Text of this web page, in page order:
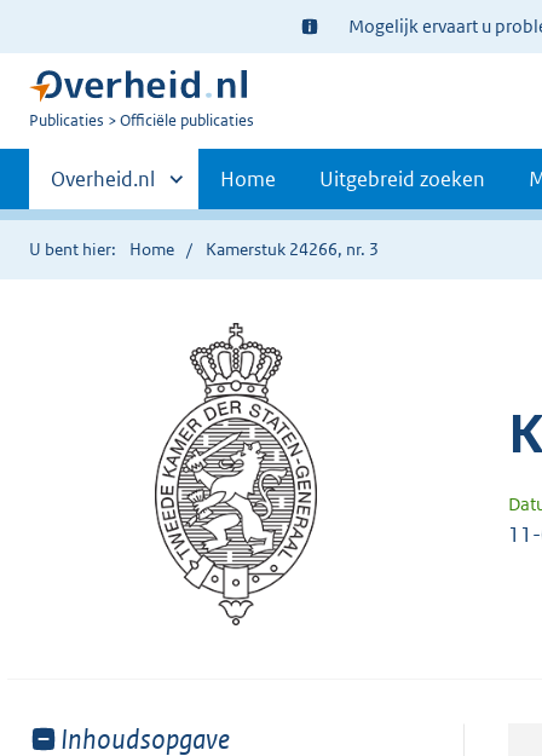
Ter
informatie:
Mogelijk ervaart u
U
Publicaties Officiële publicaties
Primaire
navigatie
Andere
sites
binnen
Overheid.nl Home Uitgebreid zoeken
U bent hier: Home Kamerstuk 24266, nr. 3
Toon
Inhoudsopgave